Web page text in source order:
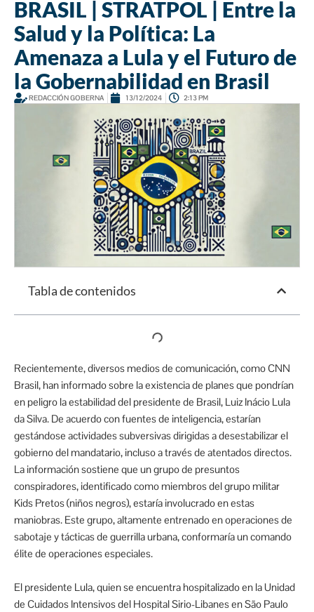
BRASIL | STRATPOL | Entre la
Salud y la Política: La
Amenaza a Lula y el Futuro de
la Gobernabilidad en Brasil
REDACCIÓN GOBERNA 13/12/2024 2:13 PM
Tabla de contenidos
Recientemente, diversos medios de comunicación, como CNN
Brasil, han informado sobre la existencia de planes que pondrían
en peligro la estabilidad del presidente de Brasil, Luiz Inácio Lula
da Silva. De acuerdo con fuentes de inteligencia, estarían
gestándose actividades subversivas dirigidas a desestabilizar el
gobierno del mandatario, incluso a través de atentados directos.
La información sostiene que un grupo de presuntos
conspiradores, identificado como miembros del grupo militar
Kids Pretos (niños negros), estaría involucrado en estas
maniobras. Este grupo, altamente entrenado en operaciones de
sabotaje y tácticas de guerrilla urbana, conformaría un comando
élite de operaciones especiales.
El presidente Lula, quien se encuentra hospitalizado en la Unidad
de Cuidados Intensivos del Hospital Sirio-Libanes en São Paulo